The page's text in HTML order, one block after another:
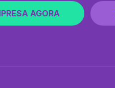
AGORA